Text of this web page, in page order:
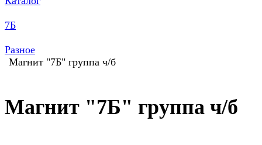
7Б
Разное
Магнит "7Б" группа ч/б
Магнит "7Б" группа ч/б